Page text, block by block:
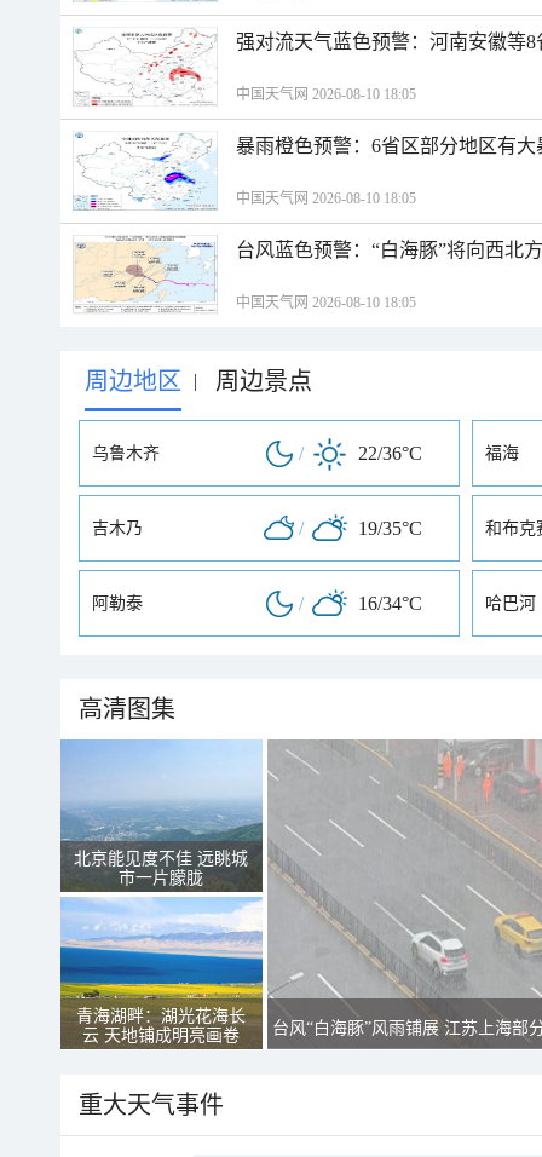
强对流天气蓝色预警：河南安徽等
中国天气网 2026-08-10 18:05
暴雨橙色预警：6省区部分地区有
中国天气网 2026-08-10 18:05
台风蓝色预警：“白海豚”将向西北
中国天气网 2026-08-10 18:05
周边地区 | 周边景点
乌鲁木齐 / 22/36°C 福海
吉木乃 / 19/35°C 和布克
阿勒泰 / 16/34°C 哈巴河
高清图集
北京能见度不佳 远眺城
市一片朦胧
青海湖畔：湖光花海长
云 天地铺成明亮画卷
台风“白海豚”风雨铺展 江苏上海部
重大天气事件